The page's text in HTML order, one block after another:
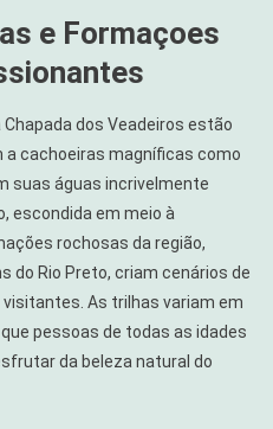
e Formaçoes
dos Veadeiros estão
a cachoeiras magníficas como
suas águas incrivelmente
escondida em meio à
rochosas da região,
do Rio Preto, criam cenários de
As trilhas variam em
pessoas de todas as idades
da beleza natural do